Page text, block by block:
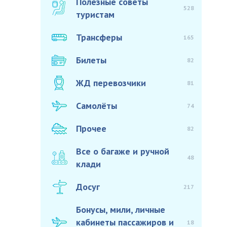
туристам
528
Трансферы 165
Билеты 82
ЖД перевозчики 81
Самолёты 74
Прочее 82
Все о багаже и ручной
клади
48
Досуг 217
Бонусы, мили, личные
кабинеты пассажиров и
18